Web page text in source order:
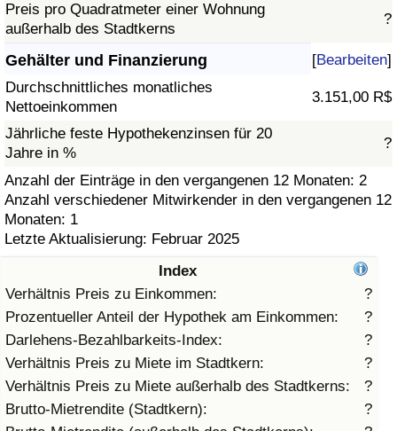
Preis pro Quadratmeter einer Wohnung
außerhalb des Stadtkerns
?
Gehälter und Finanzierung [Bearbeiten]
Durchschnittliches monatliches
Nettoeinkommen
3.151,00 R$
Jährliche feste Hypothekenzinsen für 20
Jahre in %
?
Anzahl der Einträge in den vergangenen 12 Monaten: 2
Anzahl verschiedener Mitwirkender in den vergangenen 12
Monaten: 1
Letzte Aktualisierung: Februar 2025
Index
Verhältnis Preis zu Einkommen:
?
Prozentueller Anteil der Hypothek am Einkommen:
?
Darlehens-Bezahlbarkeits-Index:
?
Verhältnis Preis zu Miete im Stadtkern:
?
Verhältnis Preis zu Miete außerhalb des Stadtkerns:
?
Brutto-Mietrendite (Stadtkern):
?
Kriminalitätsindex nach Land
Gesundheitsversorgung
Gesundheitsversorgungs-Index (aktuell)
Gesundheitsversorgungs-Index
Gesundheitsversorgungs-Index nach Land
Umweltverschmutzung
Umweltverschmutzungs-Index (aktuell)
Verschmutzungsindex
Umweltverschmutzungs-Index nach Land
Verkehr